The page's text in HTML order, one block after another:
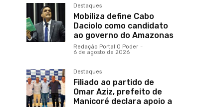
Destaques
Mobiliza define Cabo
Daciolo como candidato
ao governo do Amazonas
Redação Portal O Poder -
6 de agosto de 2026
Destaques
Filiado ao partido de
Omar Aziz, prefeito de
Manicoré declara apoio a